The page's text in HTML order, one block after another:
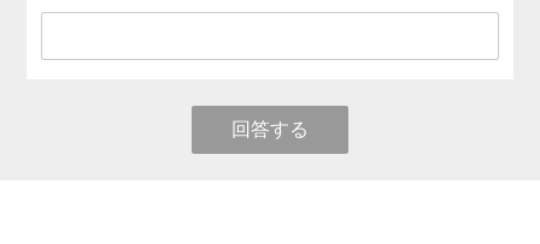
回答する